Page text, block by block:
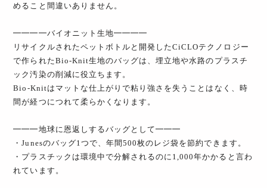
めること間違いありません。
━━━━バイオニット生地━━━━
リサイクルされたペットボトルと開発したCiCLOテクノロジー
で作られたBio-Knit生地のバッグは、埋立地や水路のプラスチ
ック汚染の削減に役立ちます。
Bio-Knitはマットな仕上がりで粘り強さを失うことはなく、時
間が経つにつれて柔らかくなります。
━━━地球に恩返しするバッグとして━━━
・Junesのバッグ1つで、年間500枚のレジ袋を節約できます。
・プラスチックは環境中で分解されるのに1,000年かかると言わ
れています。